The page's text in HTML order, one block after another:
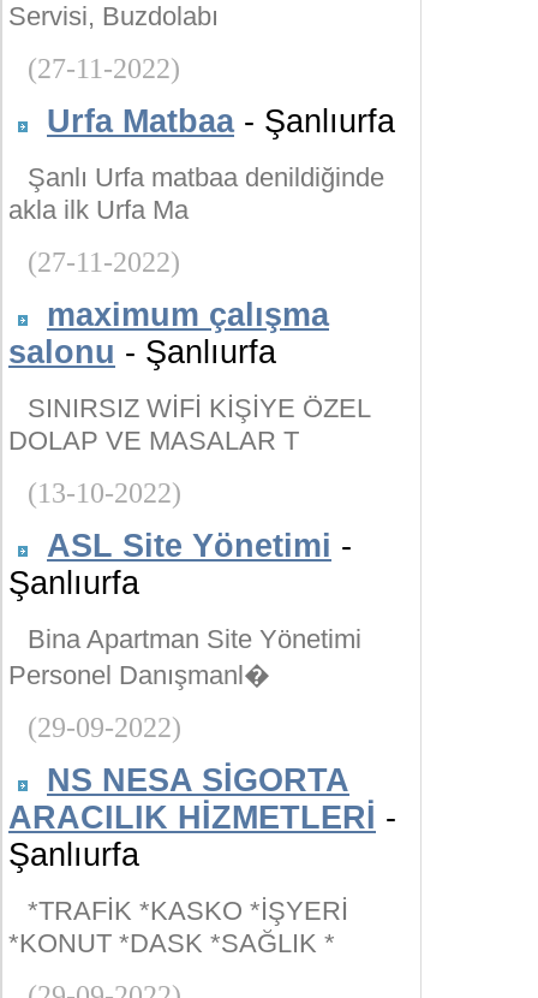
Servisi, Buzdolabı
(27-11-2022)
Urfa Matbaa- Şanlıurfa
Şanlı Urfa matbaa denildiğinde
akla ilk Urfa Ma
(27-11-2022)
maximum çalışma
salonu - Şanlıurfa
SINIRSIZ WİFİ KİŞİYE ÖZEL
DOLAP VE MASALAR T
(13-10-2022)
ASL Site Yönetimi -
Şanlıurfa
Bina Apartman Site Yönetimi
Personel Danışmanl�
(29-09-2022)
NS NESA SİGORTA
ARACILIK HİZMETLERİ -
Şanlıurfa
*TRAFİK *KASKO *İŞYERİ
*KONUT *DASK *SAĞLIK *